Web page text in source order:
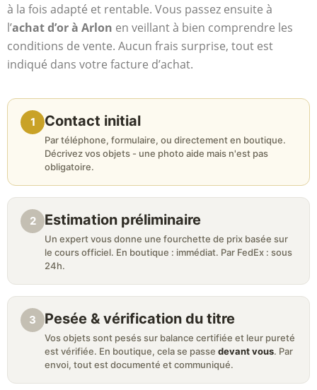
à la fois adapté et rentable. Vous passez ensuite à
l’achat d’or à Arlon en veillant à bien comprendre les
conditions de vente. Aucun frais surprise, tout est
indiqué dans votre facture d’achat.
1 Contact initial
Par téléphone, formulaire, ou directement en boutique.
Décrivez vos objets - une photo aide mais n'est pas
obligatoire.
2 Estimation préliminaire
Un expert vous donne une fourchette de prix basée sur
le cours officiel. En boutique : immédiat. Par FedEx : sous
24h.
3 Pesée & vérification du titre
Vos objets sont pesés sur balance certifiée et leur pureté
est vérifiée. En boutique, cela se passe devant vous. Par
envoi, tout est documenté et communiqué.